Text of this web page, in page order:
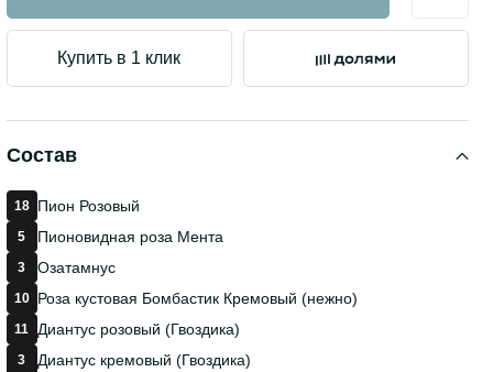
Купить в 1 клик
Состав
18 Пион Розовый
5 Пионовидная роза Мента
3 Озатамнус
10 Роза кустовая Бомбастик Кремовый (нежно)
11 Диантус розовый (Гвоздика)
3 Диантус кремовый (Гвоздика)